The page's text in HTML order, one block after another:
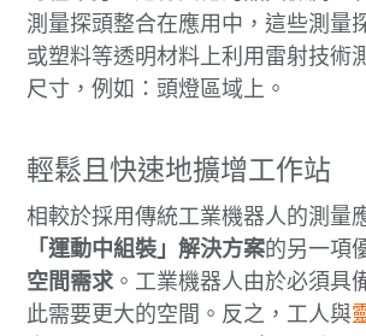
測量探頭整合在應用中，這些測量
或塑料等透明材料上利用雷射技術
尺寸，例如：頭燈區域上。
輕鬆且快速地擴增工作站
相較於採用傳統工業機器人的測量
「運動中組裝」解決方案的另一項
空間需求。工業機器人由於必須具
此需要更大的空間。反之，工人與